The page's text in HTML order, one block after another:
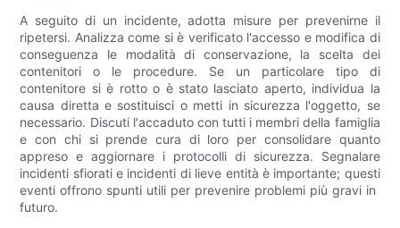
A seguito di un incidente, adotta misure per prevenirne il
ripetersi. Analizza come si è verificato l'accesso e modifica di
conseguenza le modalità di conservazione, la scelta dei
contenitori o le procedure. Se un particolare tipo di
contenitore si è rotto o è stato lasciato aperto, individua la
causa diretta e sostituisci o metti in sicurezza l'oggetto, se
necessario. Discuti l'accaduto con tutti i membri della famiglia
e con chi si prende cura di loro per consolidare quanto
appreso e aggiornare i protocolli di sicurezza. Segnalare
incidenti sfiorati e incidenti di lieve entità è importante; questi
eventi offrono spunti utili per prevenire problemi più gravi in ​​
futuro.